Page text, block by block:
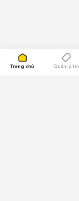
Trang chủ Quản lý tin